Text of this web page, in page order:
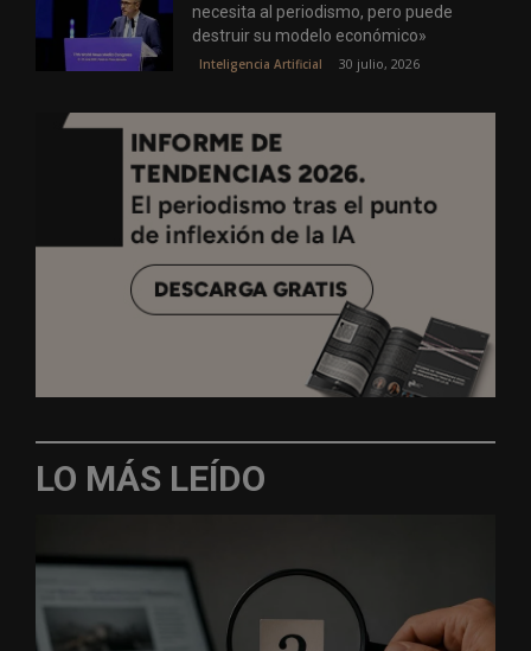
necesita al periodismo, pero puede
destruir su modelo económico»
Inteligencia Artificial 30 julio, 2026
LO MÁS LEÍDO